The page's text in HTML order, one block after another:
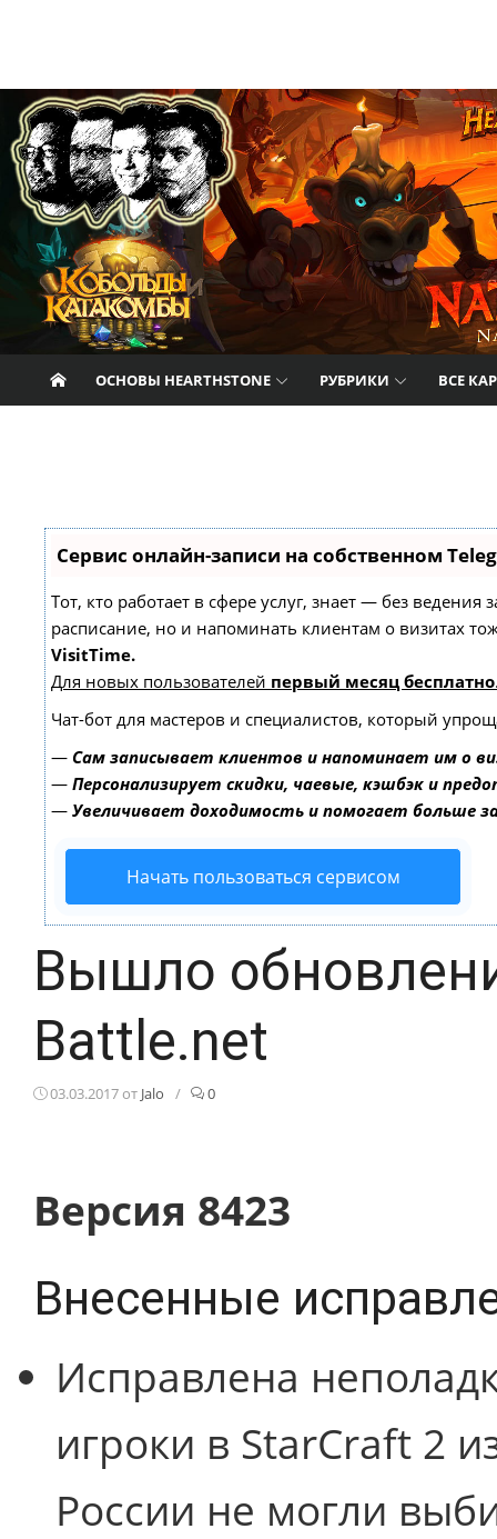
Hearthstone.
ОСНОВЫ HEARTHSTONE РУБРИКИ ВСЕ
Сервис онлайн-записи на собственном
Тот, кто работает в сфере услуг, знает — без
расписание, но и напоминать клиентам о визитах
VisitTime.
Для новых пользователей первый месяц бесплатно
Чат-бот для мастеров и специалистов, который
— Сам записывает клиентов и напоминает им о
— Персонализирует скидки, чаевые, кэшбэк и
— Увеличивает доходимость и помогает больше
Начать пользоваться сервисом
Вышло
Battle.net
03.03.2017от Jalo / 0
Версия 8423
Внесенные
Исправлена
игроки в StarCraft 2
России не могли